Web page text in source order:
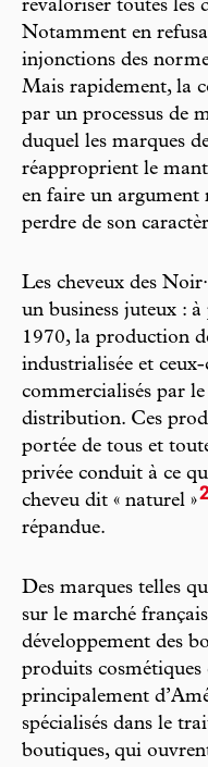
revaloriser toutes les
Notamment en
injonctions des
Mais rapidement, la
par un processus de
duquel les marques
réapproprient le
en faire un argument
perdre de son
Les cheveux des
un business juteux :
1970, la production
industrialisée et
commercialisés par
distribution. Ces
portée de tous et
privée conduit à ce
cheveu dit « naturel »2
répandue.
Des marques telles
sur le marché
développement des
produits
principalement
spécialisés dans le
boutiques, qui